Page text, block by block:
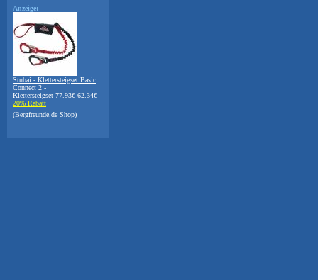
Anzeige:
Stubai - Klettersteigset Basic
Connect 2 -
Klettersteigset 77.93€ 62.34€
20% Rabatt
(Bergfreunde.de Shop)